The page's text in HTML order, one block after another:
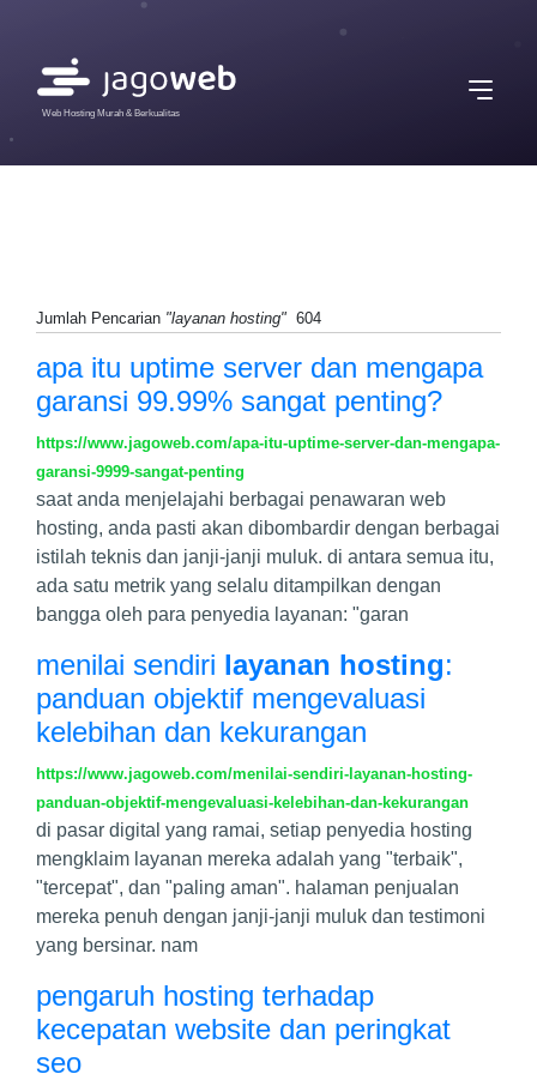
Web Hosting Murah & Berkualitas
Jumlah Pencarian "layanan hosting" 604
apa itu uptime server dan mengapa
garansi 99.99% sangat penting?
https://www.jagoweb.com/apa-itu-uptime-server-dan-mengapa-
garansi-9999-sangat-penting
saat anda menjelajahi berbagai penawaran web
hosting, anda pasti akan dibombardir dengan berbagai
istilah teknis dan janji-janji muluk. di antara semua itu,
ada satu metrik yang selalu ditampilkan dengan
bangga oleh para penyedia layanan: "garan
menilai sendiri layanan hosting:
panduan objektif mengevaluasi
kelebihan dan kekurangan
https://www.jagoweb.com/menilai-sendiri-layanan-hosting-
panduan-objektif-mengevaluasi-kelebihan-dan-kekurangan
di pasar digital yang ramai, setiap penyedia hosting
mengklaim layanan mereka adalah yang "terbaik",
"tercepat", dan "paling aman". halaman penjualan
mereka penuh dengan janji-janji muluk dan testimoni
yang bersinar. nam
pengaruh hosting terhadap
kecepatan website dan peringkat
seo